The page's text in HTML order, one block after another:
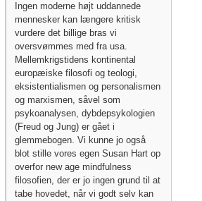
Ingen moderne højt uddannede
mennesker kan længere kritisk
vurdere det billige bras vi
oversvømmes med fra usa.
Mellemkrigstidens kontinental
europæiske filosofi og teologi,
eksistentialismen og personalismen
og marxismen, såvel som
psykoanalysen, dybdepsykologien
(Freud og Jung) er gået i
glemmebogen. Vi kunne jo også
blot stille vores egen Susan Hart op
overfor new age mindfulness
filosofien, der er jo ingen grund til at
tabe hovedet, når vi godt selv kan